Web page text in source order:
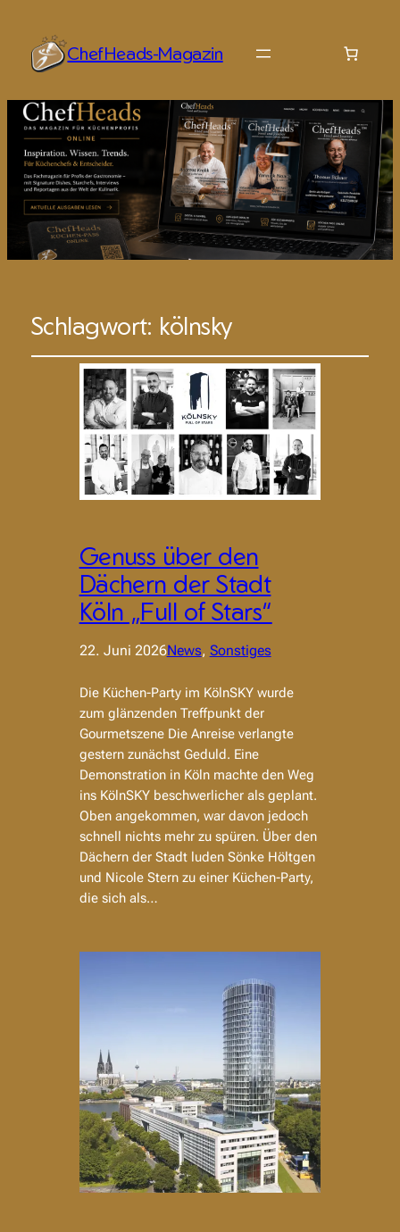
ChefHeads-Magazin
Schlagwort: kölnsky
Genuss über den
Dächern der Stadt
Köln „Full of Stars“
22. Juni 2026News, Sonstiges
Die Küchen-Party im KölnSKY wurde
zum glänzenden Treffpunkt der
Gourmetszene Die Anreise verlangte
gestern zunächst Geduld. Eine
Demonstration in Köln machte den Weg
ins KölnSKY beschwerlicher als geplant.
Oben angekommen, war davon jedoch
schnell nichts mehr zu spüren. Über den
Dächern der Stadt luden Sönke Höltgen
und Nicole Stern zu einer Küchen-Party,
die sich als…